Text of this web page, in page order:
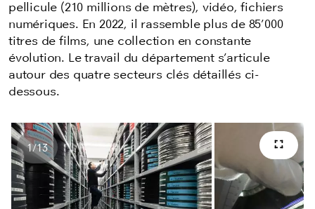
pellicule (210 millions de mètres), vidéo, fichiers
numériques. En 2022, il rassemble plus de 85’000
titres de films, une collection en constante
évolution. Le travail du département s’articule
autour des quatre secteurs clés détaillés ci-
dessous.
Nombres d'images
1/13 Plein